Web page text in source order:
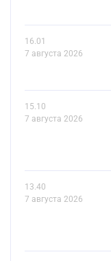
16.01
7 августа 2026
15.10
7 августа 2026
13.40
7 августа 2026